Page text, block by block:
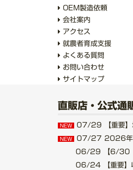
OEM製造依頼
会社案内
アクセス
就農者育成支援
よくある質問
お問い合わせ
サイトマップ
直販店・公式通
NEW 07/29 【重要
NEW 07/27 2026年
06/29 【6/30
06/24 【重要